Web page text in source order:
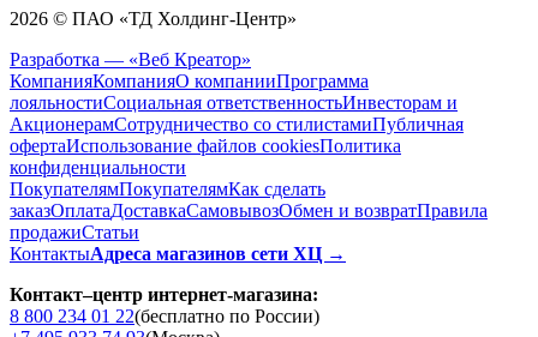
2026 © ПАО «ТД Холдинг-Центр»
Разработка — «Веб Креатор»
КомпанияКомпанияО компанииПрограмма
лояльностиСоциальная ответственностьИнвесторам и
АкционерамСотрудничество со стилистамиПубличная
офертаИспользование файлов cookiesПолитика
конфиденциальности
ПокупателямПокупателямКак сделать
заказОплатаДоставкаCамовывозОбмен и возвратПравила
продажиСтатьи
КонтактыАдреса магазинов сети ХЦ →
Контакт–центр интернет-магазина:
8 800 234 01 22(бесплатно по России)